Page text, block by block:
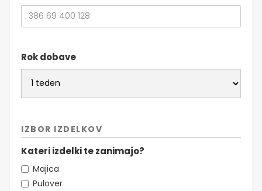
Rok dobave
IZBOR IZDELKOV
Kateri izdelki te zanimajo?
Majica
Pulover